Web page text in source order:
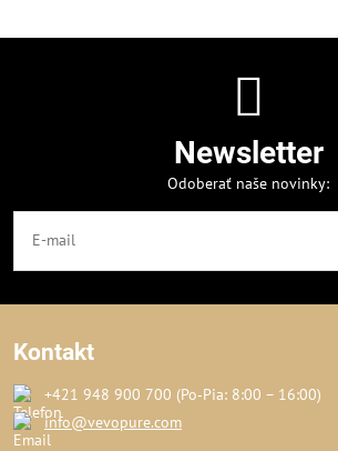
Newsletter
Odoberať naše novinky:
Kontakt
+421 948 900 700 (Po‑Pia: 8:00 – 16:00)
info@vevopure.com